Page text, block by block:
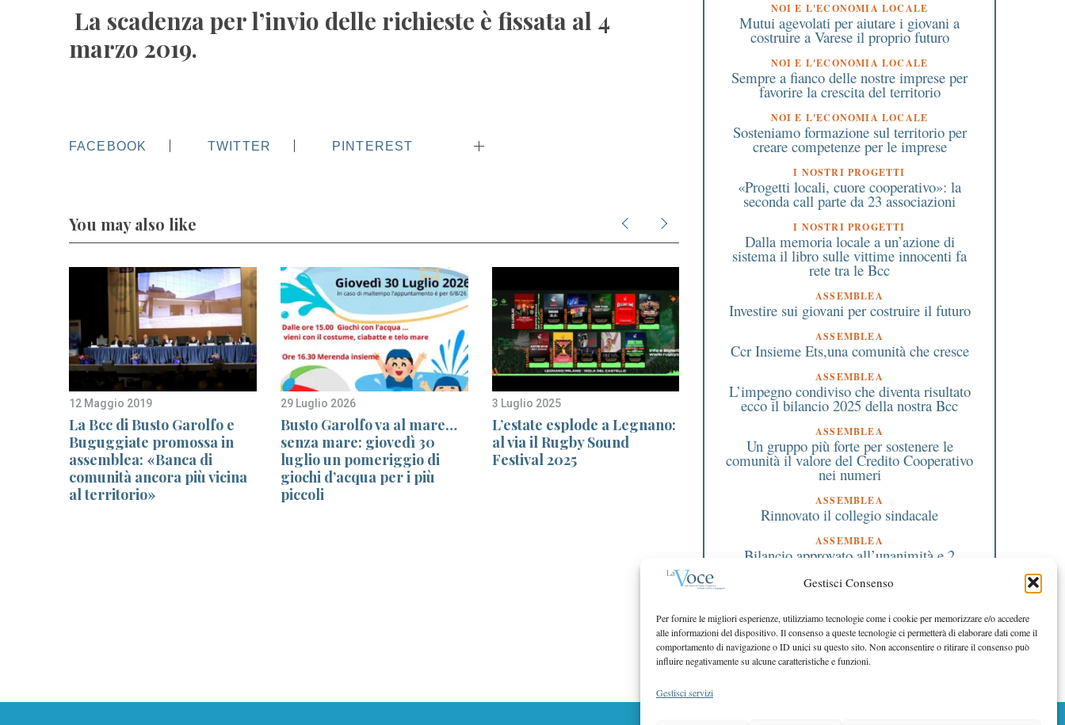
Gestisci Consenso
Per fornire le migliori esperienze, utilizziamo tecnologie come i cookie per memorizzare e/o accedere
alle informazioni del dispositivo. Il consenso a queste tecnologie ci permetterà di elaborare dati come il
comportamento di navigazione o ID unici su questo sito. Non acconsentire o ritirare il consenso può
influire negativamente su alcune caratteristiche e funzioni.
Gestisci servizi
La scadenzaper l’invio delle richieste è fissata al 4
marzo 2019.
FACEBOOK TWITTER PINTEREST
You may also like
12 Maggio 2019
La Bcc di Busto Garolfo e
Buguggiate promossa in
assemblea: «Banca di
comunità ancora più vicina
al territorio»
29 Luglio 2026
Busto Garolfo va al mare…
senza mare: giovedì 30
luglio un pomeriggio di
giochi d’acqua per i più
piccoli
3 Luglio 2025
L’estate esplode a Legnano:
al via il Rugby Sound
Festival 2025
23 Giugno 2018
Varese: primo impianto
italiano di uno
neurostimolatore per
curare l’epilessia ad una
12 Ottobre 2019
Parabiago il 12
campo per aiutare i
NOI E L'ECONOMIA LOCALE
Mutui agevolati per aiutare i giovani a
costruire a Varese il proprio futuro
NOI E L'ECONOMIA LOCALE
Sempre a fianco delle nostre imprese per
favorire la crescita del territorio
NOI E L'ECONOMIA LOCALE
Sosteniamo formazione sul territorio per
creare competenze per le imprese
I NOSTRI PROGETTI
«Progetti locali, cuore cooperativo»: la
seconda call parte da 23 associazioni
I NOSTRI PROGETTI
Dalla memoria locale a un’azione di
sistema il libro sulle vittime innocenti fa
rete tra le Bcc
ASSEMBLEA
Investire sui giovani per costruire il futuro
ASSEMBLEA
Ccr Insieme Ets,una comunità che cresce
ASSEMBLEA
L’impegno condiviso che diventa risultato
ecco il bilancio 2025 della nostra Bcc
ASSEMBLEA
Un gruppo più forte per sostenere le
comunità il valore del Credito Cooperativo
nei numeri
ASSEMBLEA
Rinnovato il collegio sindacale
ASSEMBLEA
Bilancio approvato all’unanimità e 2
EDITORIALE PRESIDENTE
Costruire futuro insieme